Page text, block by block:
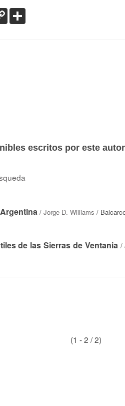
Copy
Link
escritos por este
/ Jorge D. Williams /
de las Sierras de Ventania/
(1 - 2 / 2)